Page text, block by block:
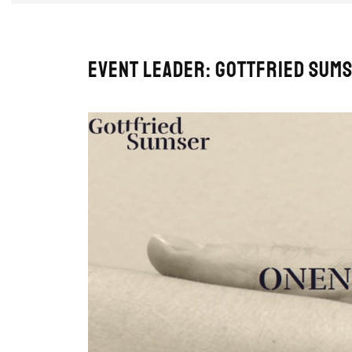
Event leader: Gottfried